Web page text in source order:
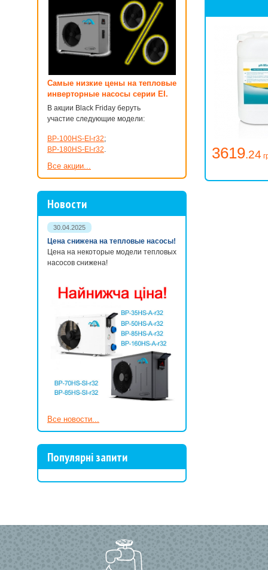
3619.24
Самые низкие цены на тепловые
инверторные насосы серии EI.
В акции Black Friday беруть
участие следующие модели:
BP-100HS-EI-r32;
BP-180HS-EI-r32.
Все акции...
Новости
30.04.2025
Цена снижена на тепловые насосы!
Цена на некоторые модели тепловых
насосов снижена!
Все новости...
Популярні запити